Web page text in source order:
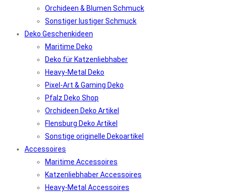
Orchideen & Blumen Schmuck
Sonstiger lustiger Schmuck
Deko Geschenkideen
Maritime Deko
Deko für Katzenliebhaber
Heavy-Metal Deko
Pixel-Art & Gaming Deko
Pfalz Deko Shop
Orchideen Deko Artikel
Flensburg Deko Artikel
Sonstige originelle Dekoartikel
Accessoires
Maritime Accessoires
Katzenliebhaber Accessoires
Heavy-Metal Accessoires